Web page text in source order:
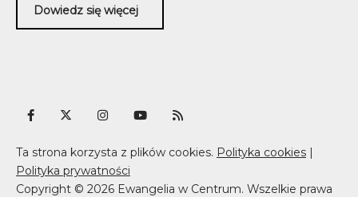
Dowiedz się więcej
Ta strona korzysta z plików cookies. Polityka cookies |
Polityka prywatności
Copyright © 2026 Ewangelia w Centrum. Wszelkie prawa